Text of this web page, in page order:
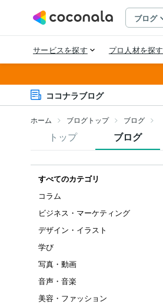
ココナラブログ
ホーム ブログトップ ブログ
トップ ブログ
すべてのカテゴリ
コラム
ビジネス・マーケティング
デザイン・イラスト
学び
写真・動画
音声・音楽
美容・ファッション